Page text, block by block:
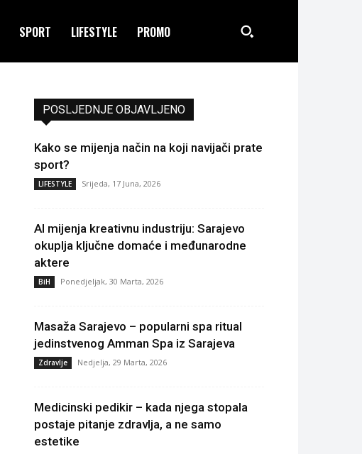
SPORT LIFESTYLE PROMO
POSLJEDNJE OBJAVLJENO
Kako se mijenja način na koji navijači prate
sport?
LIFESTYLE Srijeda, 17 Juna, 2026
AI mijenja kreativnu industriju: Sarajevo
okuplja ključne domaće i međunarodne
aktere
BiH Ponedjeljak, 30 Marta, 2026
Masaža Sarajevo – popularni spa ritual
jedinstvenog Amman Spa iz Sarajeva
Zdravlje Nedjelja, 29 Marta, 2026
Medicinski pedikir – kada njega stopala
postaje pitanje zdravlja, a ne samo
estetike